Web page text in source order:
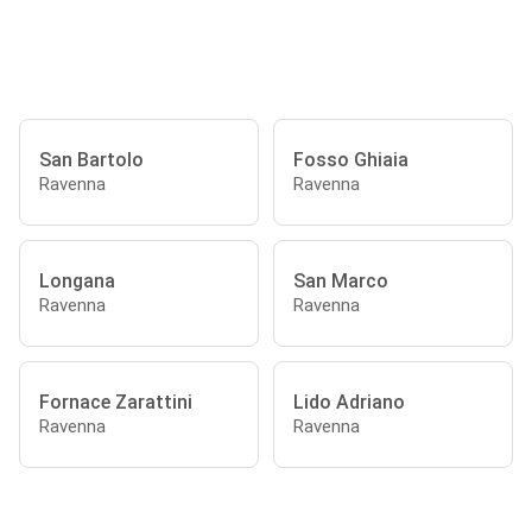
San Bartolo
Ravenna
Fosso Ghiaia
Ravenna
Longana
Ravenna
San Marco
Ravenna
Fornace Zarattini
Ravenna
Lido Adriano
Ravenna